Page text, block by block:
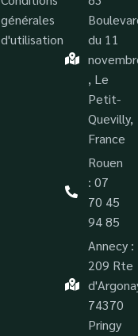
générales
d'utilisation
du 11
, Le
Petit-
Quevilly,
France
Rouen
: 07
70 45
94 85
Annecy :
209 Rte
74370
Pringy